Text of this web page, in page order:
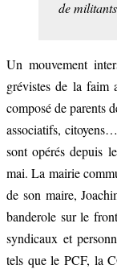
de
Un mouvement
grévistes de la faim
composé de parents
associatifs,
sont opérés depuis
mai. La mairie
de son maire,
banderole sur le
syndicaux et
tels que le PCF, la